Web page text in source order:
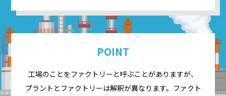
POINT
工場のことをファクトリーと呼ぶことがありますが、
プラントとファクトリーは解釈が異なります。 ファクト